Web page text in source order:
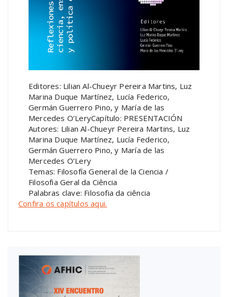
Editores: Lilian Al-Chueyr Pereira Martins, Luz
Marina Duque Martínez, Lucía Federico,
Germán Guerrero Pino, y María de las
Mercedes O’LeryCapítulo: PRESENTACIÓN
Autores: Lilian Al-Chueyr Pereira Martins, Luz
Marina Duque Martínez, Lucía Federico,
Germán Guerrero Pino, y María de las
Mercedes O’Lery
Temas: Filosofía General de la Ciencia /
Filosofia Geral da Ciência
Palabras clave: Filosofia da ciência
Confira os capítulos aqui.